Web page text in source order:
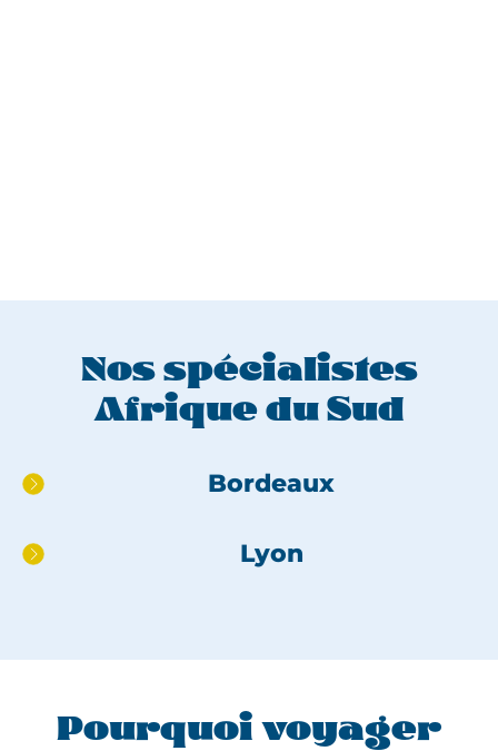
Nos spécialistes
Afrique du Sud
Aller
directement
pied
Bordeaux
Lyon
Pourquoi voyager